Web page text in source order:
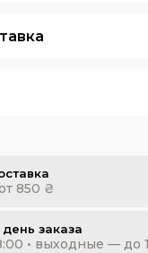
850 ₴
заказа
• выходные — до